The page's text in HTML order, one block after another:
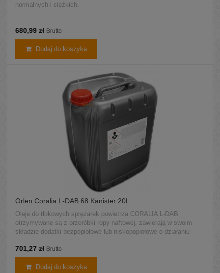
normalnych i ciężkich.
680,99 zł Brutto
Dodaj do koszyka
Orlen Coralia L-DAB 68 Kanister 20L
Oleje do tłokowych sprężarek powietrza CORALIA L-DAB
otrzymywane są z przeróbki ropy naftowej, zawierają w swoim
składzie dodatki bezpopiołowe lub niskopopiołowe o działaniu
701,27 zł Brutto
Dodaj do koszyka